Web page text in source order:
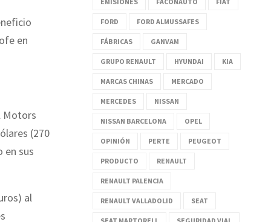
en
Motors
(270
en sus
al
FORD FORD ALMUSSAFES
FÁBRICAS GANVAM
GRUPO RENAULT HYUNDAI KIA
MARCAS CHINAS MERCADO
MERCEDES NISSAN
NISSAN BARCELONA OPEL
OPINIÓN PERTE PEUGEOT
PRODUCTO RENAULT
RENAULT PALENCIA
RENAULT VALLADOLID SEAT